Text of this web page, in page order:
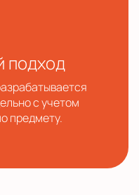
подход
с учетом
предмету.